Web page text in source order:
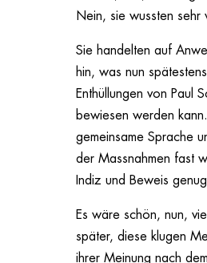
Nein, sie wussten sehr
Sie handelten auf
hin, was nun
Enthüllungen von Paul
bewiesen werden
gemeinsame Sprache
der Massnahmen fast
Indiz und Beweis
Es wäre schön, nun,
später, diese klugen
ihrer Meinung nach